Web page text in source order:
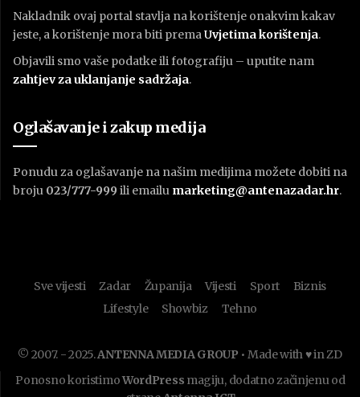
Nakladnik ovaj portal stavlja na korištenje onakvim kakav
jeste, a korištenje mora biti premaUvjetima korištenja.
Objavili smo vaše podatke ili fotografiju – uputite nam
zahtjev za uklanjanje sadržaja.
Oglašavanje i zakup medija
Ponudu za oglašavanje na našim medijima možete dobiti na
broju 023/777-999 ili emailu marketing@antenazadar.hr.
Sve vijesti Zadar Županija Vijesti Sport
Biznis
Lifestyle
Showbiz Tehno
© 2007. - 2025.ANTENNA MEDIA GROUP • Made with ♥ in ZD
Ponosno koristimoWordPress magiju, dodatno začinjenu od